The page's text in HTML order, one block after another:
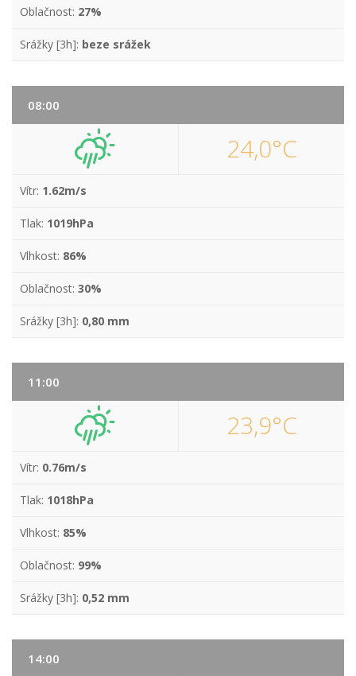
Oblačnost: 27%
Srážky [3h]: beze srážek
08:00
24,0°C
Vítr: 1.62m/s
Tlak: 1019hPa
Vlhkost: 86%
Oblačnost: 30%
Srážky [3h]: 0,80 mm
11:00
23,9°C
Vítr: 0.76m/s
Tlak: 1018hPa
Vlhkost: 85%
Oblačnost: 99%
Srážky [3h]: 0,52 mm
14:00